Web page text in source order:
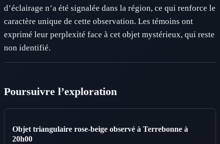
d’éclairage n’a été signalée dans la région, ce qui renforce le
caractère unique de cette observation. Les témoins ont
exprimé leur perplexité face à cet objet mystérieux, qui reste
non identifié.
Poursuivre l’exploration
Objet triangulaire rose-beige observé à Terrebonne à
20h00